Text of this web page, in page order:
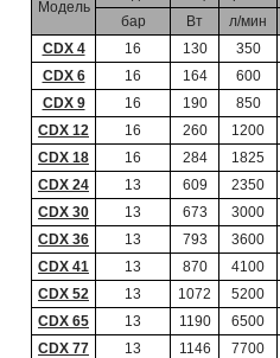
Модель
бар
Вт
л/мин
CDX 4
16 130
350
CDX 6
16 164
600
CDX 9
16 190
850
CDX 12
16 260
1200
CDX 18
16 284
1825
CDX 24
13 609
2350
CDX 30
13 673
3000
CDX 36
13 793
3600
CDX 41
13 870
4100
CDX 52
13 1072
5200
CDX 65
13 1190
6500
CDX 77
13 1146
7700